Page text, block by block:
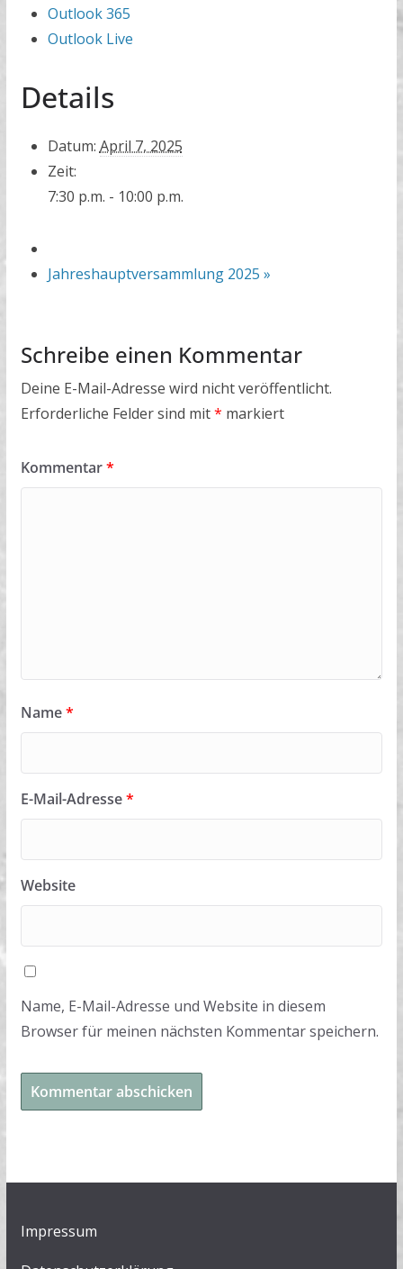
Outlook 365
Outlook Live
Details
Datum: April 7, 2025
Zeit:
7:30 p.m. - 10:00 p.m.
Jahreshauptversammlung 2025 »
Schreibe einen Kommentar
Deine E-Mail-Adresse wird nicht veröffentlicht.
Erforderliche Felder sind mit* markiert
Kommentar*
Name*
E-Mail-Adresse*
Website
Name, E-Mail-Adresse und Website in diesem
Browser für meinen nächsten Kommentar speichern.
Impressum